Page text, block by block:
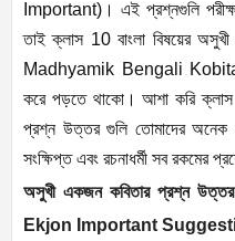
Important)। এই প্রশ্নগুলি
তাই ক্লাস 10 বাংলা বিষয়ের
Madhyamik Bengali
করে পড়তে থাকো। আশা করি ক্লাস
প্রশ্ন উত্তর গুলি তোমাদের
সংক্ষিপ্ত এবং রচনাধর্মী সব রকমের
অসুখী একজন কবিতার প্রশ্ন
Ekjon Important